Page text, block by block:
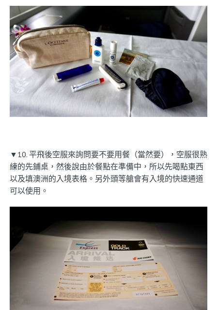
▼10. 平飛後空服來詢問要不要用餐（當然要），空服很熟
練的先鋪桌，然後說由於餐點在準備中，所以先喝點東西
以及填澳洲的入境表格。另外頭等艙會有入境的快速通道
可以使用。